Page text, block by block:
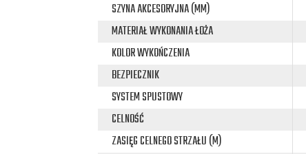
SZYNA AKCESORYJNA (MM)
MATERIAŁ WYKONANIA ŁOŻA
KOLOR WYKOŃCZENIA
BEZPIECZNIK
SYSTEM SPUSTOWY
CELNOŚĆ
ZASIĘG CELNEGO STRZAŁU (M)